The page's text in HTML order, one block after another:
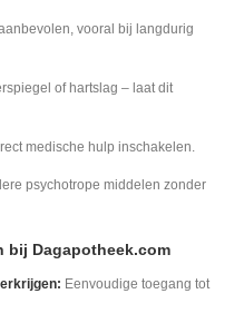
vooral bij langdurig
of hartslag – laat dit
medische hulp inschakelen.
psychotrope middelen zonder
Dagapotheek.com
Eenvoudige toegang tot